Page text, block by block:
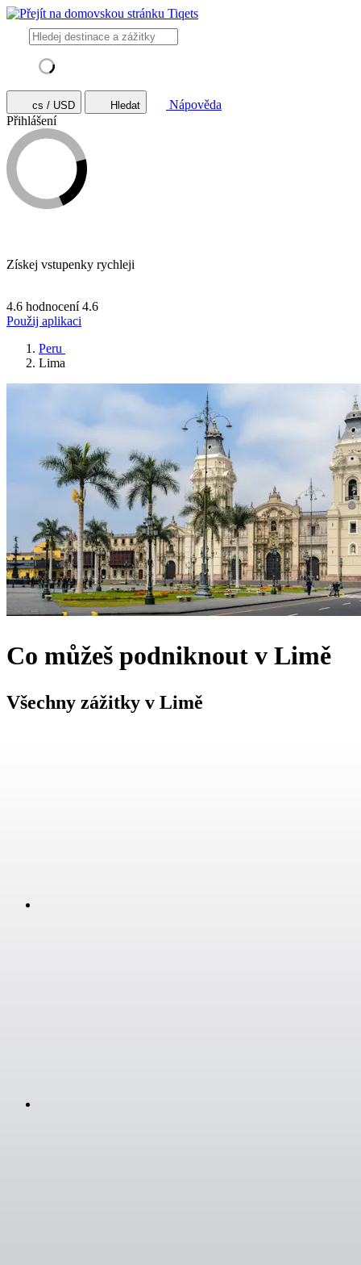
cs / USD Hledat
Nápověda
Přihlášení
Získej vstupenky rychleji
4.6 hodnocení 4.6
Použij aplikaci
Peru
Lima
Co můžeš podniknout v Limě
Všechny zážitky v Limě